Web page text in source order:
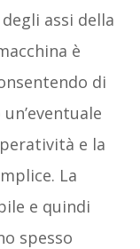
assi della
è
di
e la
La
e quindi
spesso